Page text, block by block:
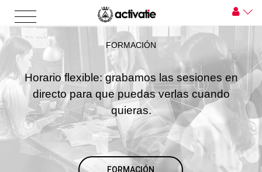
FORMACIÓN
Horario flexible: grabamos las sesiones en
directo para que puedas verlas cuando
quieras.
FORMACIÓN